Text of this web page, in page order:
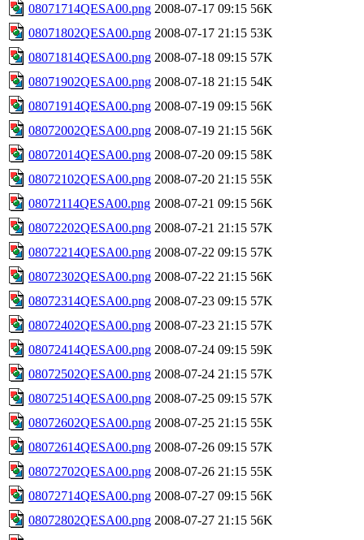
08071714QESA00.png 2008-07-17 09:15 56K
08071802QESA00.png 2008-07-17 21:15 53K
08071814QESA00.png 2008-07-18 09:15 57K
08071902QESA00.png 2008-07-18 21:15 54K
08071914QESA00.png 2008-07-19 09:15 56K
08072002QESA00.png 2008-07-19 21:15 56K
08072014QESA00.png 2008-07-20 09:15 58K
08072102QESA00.png 2008-07-20 21:15 55K
08072114QESA00.png 2008-07-21 09:15 56K
08072202QESA00.png 2008-07-21 21:15 57K
08072214QESA00.png 2008-07-22 09:15 57K
08072302QESA00.png 2008-07-22 21:15 56K
08072314QESA00.png 2008-07-23 09:15 57K
08072402QESA00.png 2008-07-23 21:15 57K
08072414QESA00.png 2008-07-24 09:15 59K
08072502QESA00.png 2008-07-24 21:15 57K
08072514QESA00.png 2008-07-25 09:15 57K
08072602QESA00.png 2008-07-25 21:15 55K
08072614QESA00.png 2008-07-26 09:15 57K
08072702QESA00.png 2008-07-26 21:15 55K
08072714QESA00.png 2008-07-27 09:15 56K
08072802QESA00.png 2008-07-27 21:15 56K